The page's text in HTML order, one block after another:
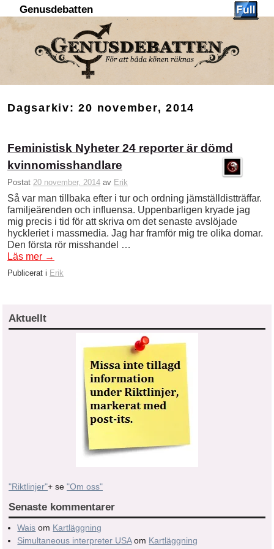
Genusdebatten
Dagsarkiv:20 november, 2014
Feministisk Nyheter 24 reporter är dömd
kvinnomisshandlare
Postat 20 november, 2014 av Erik
Så var man tillbaka efter i tur och ordning jämställdistträffar.
familjeärenden och influensa. Uppenbarligen kryade jag
mig precis i tid för att skriva om det senaste avslöjade
hyckleriet i massmedia. Jag har framför mig tre olika domar.
Den första rör misshandel …
Läs mer →
Publicerat i Erik
Aktuellt
"Riktlinjer"+ se "Om oss"
Senaste kommentarer
Wais om Kartläggning
Simultaneous interpreter USAom Kartläggning